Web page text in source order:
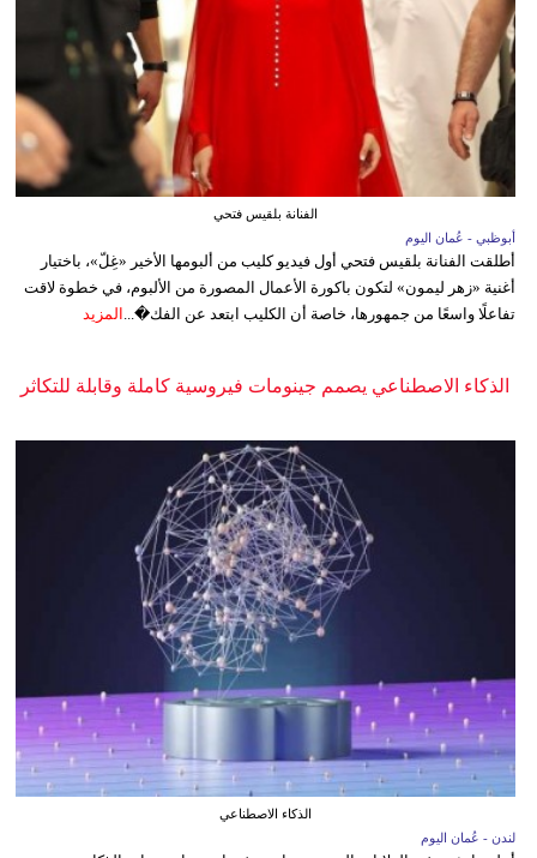
الفنانة بلقيس فتحي
أبوظبي - عُمان اليوم
أطلقت الفنانة بلقيس فتحي أول فيديو كليب من ألبومها الأخير «غِلّ»، باختيار
أغنية «زهر ليمون» لتكون باكورة الأعمال المصورة من الألبوم، في خطوة لاقت
تفاعلًا واسعًا من جمهورها، خاصة أن الكليب ابتعد عن الفك�... المزيد
الذكاء الاصطناعي يصمم جينومات فيروسية كاملة وقابلة للتكاثر
الذكاء الاصطناعي
لندن - عُمان اليوم